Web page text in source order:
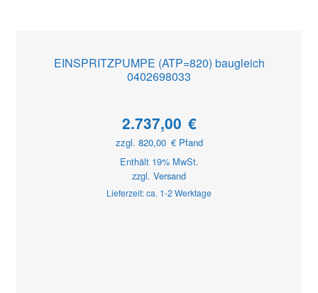
EINSPRITZPUMPE (ATP=820) baugleich
0402698033
2.737,00 €
zzgl. 820,00 €Pfand
Enthält 19% MwSt.
zzgl. Versand
Lieferzeit: ca. 1-2 Werktage